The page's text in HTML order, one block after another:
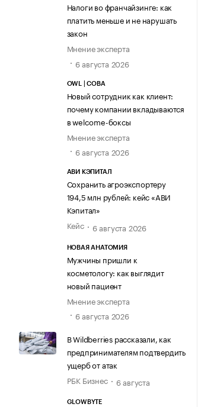
Налоги во франчайзинге: как
платить меньше и не нарушать
закон
Мнение эксперта
6 августа 2026
OWL | СОВА
Новый сотрудник как клиент:
почему компании вкладываются
в welcome-боксы
Мнение эксперта
6 августа 2026
АВИ КЭПИТАЛ
Сохранить агроэкспортеру
194,5 млн рублей: кейс «АВИ
Кэпитал»
Кейс
6 августа 2026
НОВАЯ АНАТОМИЯ
Мужчины пришли к
косметологу: как выглядит
новый пациент
Мнение эксперта
6 августа 2026
В Wildberries рассказали, как
предпринимателям подтвердить
ущерб от атак
РБК Бизнес
6 августа
GLOWBYTE